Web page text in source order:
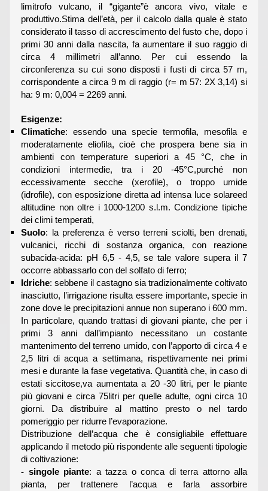
limitrofo vulcano, il “gigante”è ancora vivo, vitale e
produttivo.Stima dell’età, per il calcolo dalla quale è stato
considerato il tasso di accrescimento del fusto che, dopo i
primi 30 anni dalla nascita, fa aumentare il suo raggio di
circa 4 millimetri all’anno. Per cui essendo la
circonferenza su cui sono disposti i fusti di circa 57 m,
corrispondente a circa 9 m di raggio (r= m 57: 2X 3,14) si
ha: 9 m: 0,004 = 2269 anni.
Esigenze:
Climatiche: essendo una specie termofila, mesofila e
moderatamente eliofila, cioè che prospera bene sia in
ambienti con temperature superiori a 45 °C, che in
condizioni intermedie, tra i 20 -45°C,purché non
eccessivamente secche (xerofile), o troppo umide
(idrofile), con esposizione diretta ad intensa luce solareed
altitudine non oltre i 1000-1200 s.l.m. Condizione tipiche
dei climi temperati,
Suolo: la preferenza è verso terreni sciolti, ben drenati,
vulcanici, ricchi di sostanza organica, con reazione
subacida-acida: pH 6,5 - 4,5, se tale valore supera il 7
occorre abbassarlo con del solfato di ferro;
Idriche: sebbene il castagno sia tradizionalmente coltivato
inasciutto, l’irrigazione risulta essere importante, specie in
zone dove le precipitazioni annue non superano i 600 mm.
In particolare, quando trattasi di giovani piante, che per i
primi 3 anni dall’impianto necessitano un costante
mantenimento del terreno umido, con l’apporto di circa 4 e
2,5 litri di acqua a settimana, rispettivamente nei primi
mesi e durante la fase vegetativa. Quantità che, in caso di
estati siccitose,va aumentata a 20 -30 litri, per le piante
più giovani e circa 75litri per quelle adulte, ogni circa 10
giorni. Da distribuire al mattino presto o nel tardo
pomeriggio per ridurre l’evaporazione.
Distribuzione dell’acqua che è consigliabile effettuare
applicando il metodo più rispondente alle seguenti tipologie
di coltivazione:
- singole piante: a tazza o conca di terra attorno alla
pianta, per trattenere l’acqua e farla assorbire